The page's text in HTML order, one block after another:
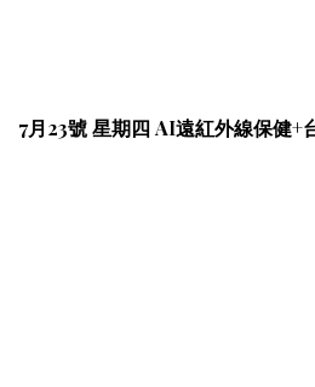
7月23號 星期四 AI遠紅外線保健+